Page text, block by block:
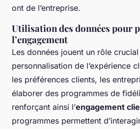
ont de l’entreprise.
Utilisation des données pour
l’engagement
Les données jouent un rôle
personnalisation de l’expérience
les préférences clients, les
élaborer des programmes de
renforçant ainsi l’engagement
programmes permettent